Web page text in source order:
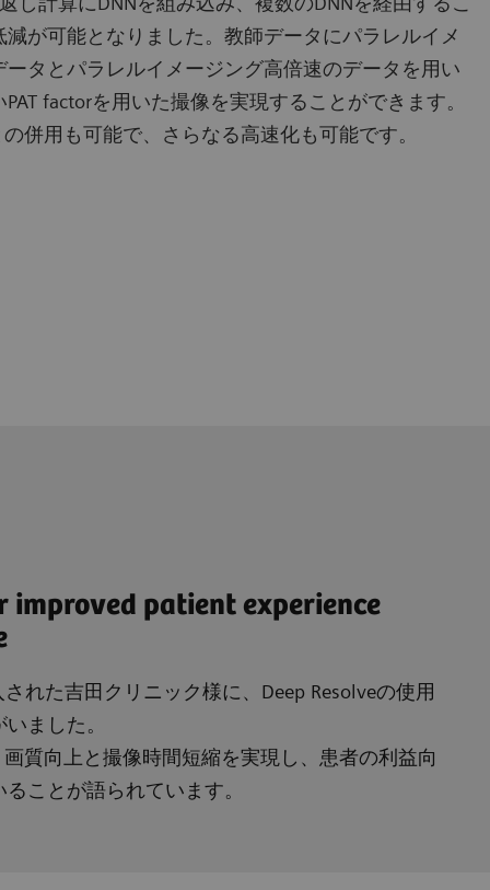
が可能となりました。教師データにパラレルイメ
タとパラレルイメージング高倍速のデータを用い
factorを用いた撮像を実現することができます。
併用も可能で、さらなる高速化も可能です。
improved patient experience
された吉田クリニック様に、Deep Resolveの使用
ました。
質向上と撮像時間短縮を実現し、患者の利益向
ことが語られています。